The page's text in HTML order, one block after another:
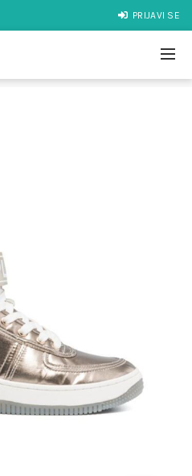
PRIJAVI SE